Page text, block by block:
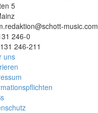
5
music.com
246-0
246-211
uns